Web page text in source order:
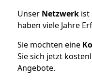
Unser Netzwerk ist
haben viele Jahre
Sie möchten eine
Sie sich jetzt
Angebote.